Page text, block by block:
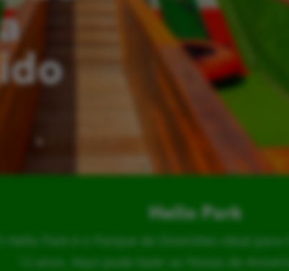
Hello Park
O Hello Park é o Parque de Diversões ideal para
12 anos. Aqui pode fazer as Festas de